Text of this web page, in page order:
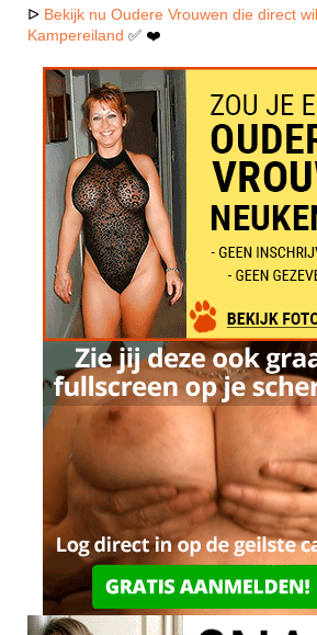
ᐅ Bekijk nu Oudere Vrouwen die direct
Kampereiland ✅ ❤️